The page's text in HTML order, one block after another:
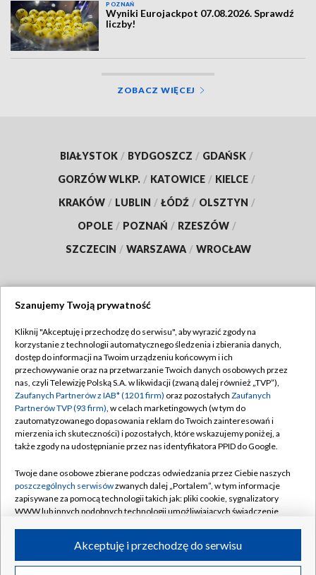
POZNAŃ
Wyniki Eurojackpot 07.08.2026. Sprawdź
liczby!
ZOBACZ WIĘCEJ
BIAŁYSTOK / BYDGOSZCZ / GDAŃSK /
GORZÓW WLKP. / KATOWICE / KIELCE /
KRAKÓW / LUBLIN / ŁÓDŹ / OLSZTYN /
OPOLE / POZNAŃ / RZESZÓW /
SZCZECIN / WARSZAWA / WROCŁAW
TVP
Abonament TVP
Emisja w TVP
Centrum informacji TVP
Naziemna Telewizja Cyfrowa
Rada Programowa
System NOS
Informacje o nadawcy
Program dla prasy
Regulamin TVP
Polityka prywatności
Moje zgody
Pomoc
Kontakt
Kanały
©2026 Telewizja Polska S.A. w likwidacji
Szanujemy Twoją prywatność
Kliknij "Akceptuję i przechodzę do serwisu", aby wyrazić zgody na
korzystanie z technologii automatycznego śledzenia i zbierania danych,
dostęp do informacji na Twoim urządzeniu końcowym i ich
przechowywanie oraz na przetwarzanie Twoich danych osobowych przez
nas, czyli Telewizję Polską S.A. w likwidacji (zwaną dalej również „TVP”),
Zaufanych Partnerów z IAB* (1201 firm) oraz pozostałych Zaufanych
Partnerów TVP (93 firm), w celach marketingowych (w tym do
zautomatyzowanego dopasowania reklam do Twoich zainteresowań i
mierzenia ich skuteczności) i pozostałych, które wskazujemy poniżej, a
także zgody na udostępnianie przez nas identyfikatora PPID do Google.
Twoje dane osobowe zbierane podczas odwiedzania przez Ciebie naszych
poszczególnych serwisówzwanych dalej „Portalem”, w tym informacje
zapisywane za pomocą technologii takich jak: pliki cookie, sygnalizatory
WWW lub innych podobnych technologii umożliwiających świadczenie
ruchu w Internecie.Akceptuję i przechodzę do serwisu